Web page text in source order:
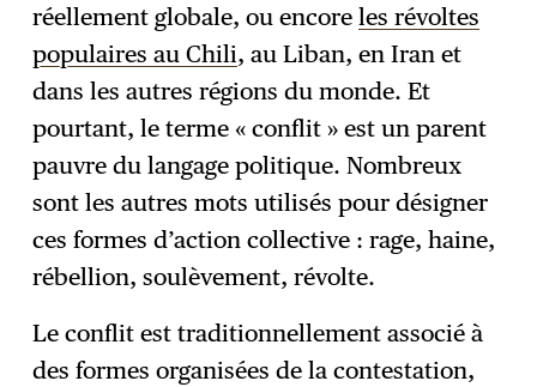
réellement globale, ou encoreles révoltes
populaires au Chili, au Liban, en Iran et
dans les autres régions du monde. Et
pourtant, le terme « conflit » est un parent
pauvre du langage politique. Nombreux
sont les autres mots utilisés pour désigner
ces formes d’action collective : rage, haine,
rébellion, soulèvement, révolte.
Le conflit est traditionnellement associé à
des formes organisées de la contestation,